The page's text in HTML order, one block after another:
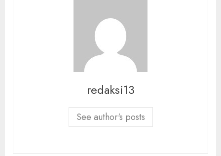
redaksi13
See author's posts